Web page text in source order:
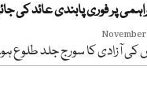
پر فوری پابندی عائد کی
November
کی آزادی کا سورج جلد طلوع